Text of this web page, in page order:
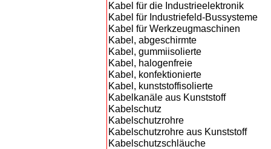
Kabel für die Industrieelektronik
Kabel für Industriefeld-Bussysteme
Kabel für Werkzeugmaschinen
Kabel, abgeschirmte
Kabel, gummiisolierte
Kabel, halogenfreie
Kabel, konfektionierte
Kabel, kunststoffisolierte
Kabelkanäle aus Kunststoff
Kabelschutz
Kabelschutzrohre
Kabelschutzrohre aus Kunststoff
Kabelschutzschläuche